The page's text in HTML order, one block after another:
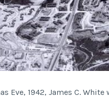
Eve, 1942, James C.